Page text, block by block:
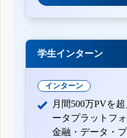
学生インターン
インターン
月間500万PVを
ータプラットフ
金融・データ・